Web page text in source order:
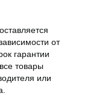
от
гарантии
товары
или